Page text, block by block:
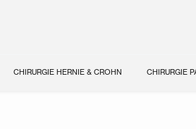
CHIRURGIE HERNIE & CROHN CHIRURGIE